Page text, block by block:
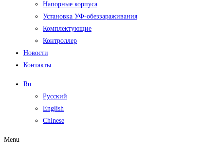
Напорные корпуса
Установка УФ-обеззараживания
Комплектующие
Контроллер
Новости
Контакты
Ru
Русский
English
Chinese
Menu